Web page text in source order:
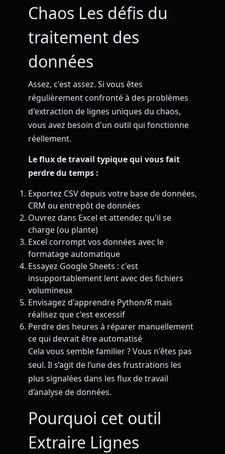
Chaos Les défis du
traitement des
données
Assez, c'est assez. Si vous êtes
régulièrement confronté à des problèmes
d'extraction de lignes uniques du chaos,
vous avez besoin d'un outil qui fonctionne
réellement.
Le flux de travail typique qui vous fait
perdre du temps :
Exportez CSV depuis votre base de données,
CRM ou entrepôt de données
Ouvrez dans Excel et attendez qu'il se
charge (ou plante)
Excel corrompt vos données avec le
formatage automatique
Essayez Google Sheets : c'est
insupportablement lent avec des fichiers
volumineux
Envisagez d'apprendre Python/R mais
réalisez que c'est excessif
Perdre des heures à réparer manuellement
ce qui devrait être automatisé
Cela vous semble familier ? Vous n'êtes pas
seul. Il s’agit de l’une des frustrations les
plus signalées dans les flux de travail
d’analyse de données.
Pourquoi cet outil
Extraire Lignes